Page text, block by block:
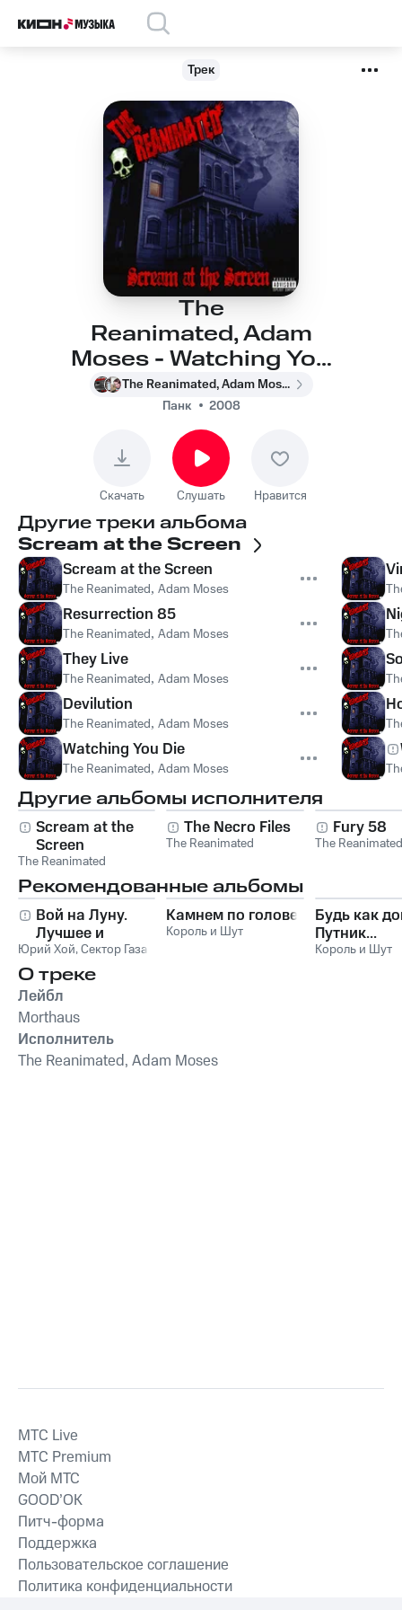
Трек
The
Reanimated, Adam
Moses - Watching You
Die
The Reanimated, Adam Moses
Панк
2008
Скачать Слушать Нравится
Другие треки альбома
Scream at the Screen
Scream at the Screen
The Reanimated, Adam Moses
Resurrection 85
The Reanimated, Adam Moses
They Live
The Reanimated, Adam Moses
Devilution
The Reanimated, Adam Moses
Watching You Die
The Reanimated, Adam Moses
Другие альбомы исполнителя
Scream at the
Screen
The Reanimated
The Necro Files
The Reanimated
Fury 58
The Reanimated
Рекомендованные альбомы
Вой на Луну.
Лучшее и
неизданное
Юрий Хой,Сектор Газа
Камнем по голове
Король и Шут
Будь как
Путник...
Король и Шут
О треке
Лейбл
Morthaus
Исполнитель
The Reanimated, Adam Moses
MTС Live
MTС Premium
Мой МТС
GOOD’OK
Питч-форма
Поддержка
Пользовательское соглашение
Политика конфиденциальности